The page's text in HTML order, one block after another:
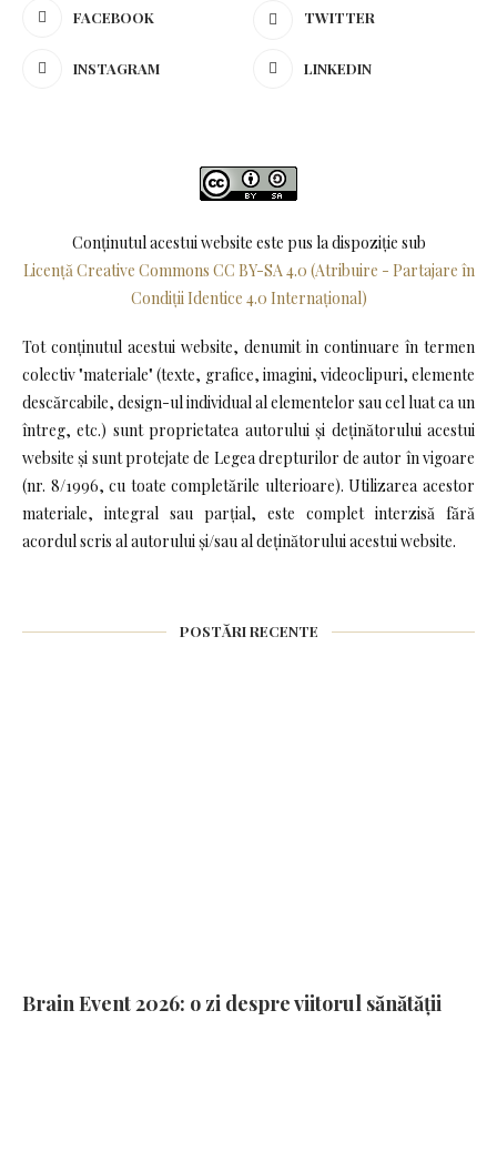
FACEBOOK TWITTER
INSTAGRAM LINKEDIN
Conținutul acestui website este pus la dispoziţie sub
Licență Creative Commons CC BY-SA 4.0 (Atribuire - Partajare în
Condiții Identice 4.0 Internațional)
Tot conținutul acestui website, denumit in continuare în termen
colectiv "materiale" (texte, grafice, imagini, videoclipuri, elemente
descărcabile, design-ul individual al elementelor sau cel luat ca un
întreg, etc.) sunt proprietatea autorului și deținătorului acestui
website și sunt protejate de Legea drepturilor de autor în vigoare
(nr. 8/1996, cu toate completările ulterioare). Utilizarea acestor
materiale, integral sau parțial, este complet interzisă fără
acordul scris al autorului și/sau al deținătorului acestui website.
POSTĂRI RECENTE
Brain Event 2026: o zi despre viitorul sănătății